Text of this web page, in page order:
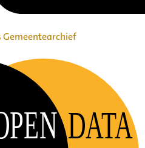
Gemeentearchief
DATA